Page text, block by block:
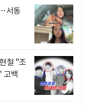
서동
철 "조
고백